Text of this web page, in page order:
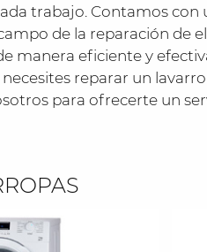
trabajo. Contamos con
de la reparación de
manera eficiente y
necesites reparar un
para ofrecerte un